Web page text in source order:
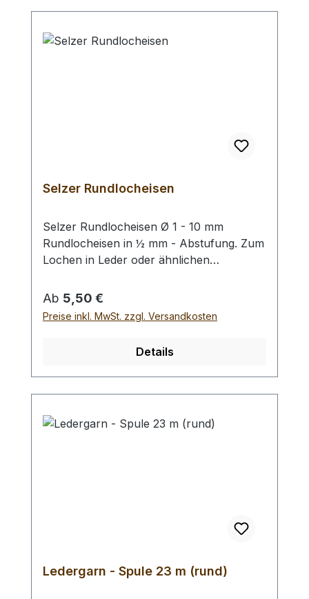
Selzer Rundlocheisen
Selzer Rundlocheisen Ø 1 - 10 mm
Rundlocheisen in ½ mm - Abstufung. Zum
Lochen in Leder oder ähnlichen
Unterlage und einen geeigneten
Hammer zum Schlagen, (keinen
Stahlhammer; Gefahr des Splitterns) siehe
erhalten Sie 1 Selzer Rundlocheisen der
gewählten Größe.
Regulärer Preis:
Ab 5,50 €
Preise inkl. MwSt. zzgl. Versandkosten
Details
Ledergarn - Spule 23 m (rund)